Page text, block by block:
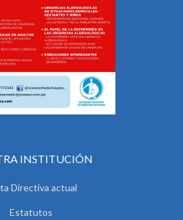
INSTITUCIÓN
Directiva actual
Estatutos